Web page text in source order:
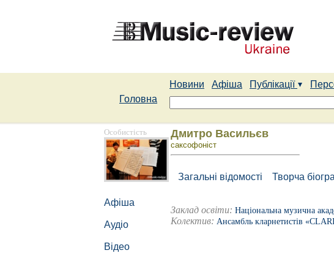
Новини Афіша Публікації
Головна
Особистість
Афіша
Аудіо
Відео
Дмитро Васильєв
саксофоніст
Загальні відомості Творча
Заклад освіти: Національна музична
Колектив: Ансамбль кларнетистів